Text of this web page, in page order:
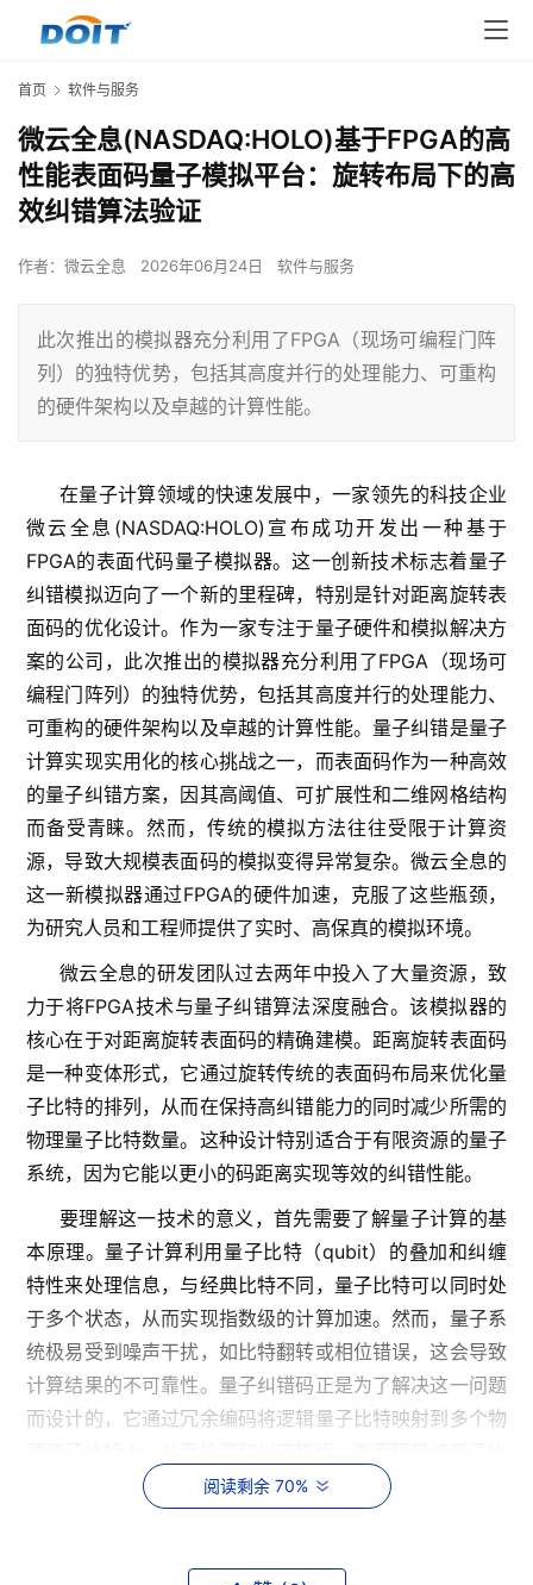
首页 软件与服务
微云全息(NASDAQ:HOLO)基于FPGA的高
性能表面码量子模拟平台：旋转布局下的高
效纠错算法验证
作者： 微云全息 2026年06月24日 软件与服务
此次推出的模拟器充分利用了FPGA（现场可编程门阵
列）的独特优势，包括其高度并行的处理能力、可重构
的硬件架构以及卓越的计算性能。
在量子计算领域的快速发展中，一家领先的科技企业
微云全息(NASDAQ:HOLO)宣布成功开发出一种基于
FPGA的表面代码量子模拟器。这一创新技术标志着量子
纠错模拟迈向了一个新的里程碑，特别是针对距离旋转表
面码的优化设计。作为一家专注于量子硬件和模拟解决方
案的公司，此次推出的模拟器充分利用了FPGA（现场可
编程门阵列）的独特优势，包括其高度并行的处理能力、
可重构的硬件架构以及卓越的计算性能。量子纠错是量子
计算实现实用化的核心挑战之一，而表面码作为一种高效
的量子纠错方案，因其高阈值、可扩展性和二维网格结构
而备受青睐。然而，传统的模拟方法往往受限于计算资
源，导致大规模表面码的模拟变得异常复杂。微云全息的
这一新模拟器通过FPGA的硬件加速，克服了这些瓶颈，
为研究人员和工程师提供了实时、高保真的模拟环境。
微云全息的研发团队过去两年中投入了大量资源，致
力于将FPGA技术与量子纠错算法深度融合。该模拟器的
核心在于对距离旋转表面码的精确建模。距离旋转表面码
是一种变体形式，它通过旋转传统的表面码布局来优化量
子比特的排列，从而在保持高纠错能力的同时减少所需的
物理量子比特数量。这种设计特别适合于有限资源的量子
系统，因为它能以更小的码距离实现等效的纠错性能。
要理解这一技术的意义，首先需要了解量子计算的基
本原理。量子计算利用量子比特（qubit）的叠加和纠缠
特性来处理信息，与经典比特不同，量子比特可以同时处
于多个状态，从而实现指数级的计算加速。然而，量子系
统极易受到噪声干扰，如比特翻转或相位错误，这会导致
计算结果的不可靠性。量子纠错码正是为了解决这一问题
而设计的，它通过冗余编码将逻辑量子比特映射到多个物
特排列在二维网格上，使用辅助比特（ancilla qubits）来
阅读剩余 70%